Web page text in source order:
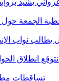
الجمعة حول
يطالب نواب
انطلاق
تساقطات